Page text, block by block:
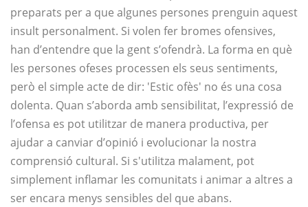
preparats per a que algunes persones prenguin aquest
insult personalment. Si volen fer bromes ofensives,
han d’entendre que la gent s’ofendrà. La forma en què
les persones ofeses processen els seus sentiments,
però el simple acte de dir: 'Estic ofès' no és una cosa
dolenta. Quan s’aborda amb sensibilitat, l’expressió de
l’ofensa es pot utilitzar de manera productiva, per
ajudar a canviar d’opinió i evolucionar la nostra
comprensió cultural. Si s'utilitza malament, pot
simplement inflamar les comunitats i animar a altres a
ser encara menys sensibles del que abans.